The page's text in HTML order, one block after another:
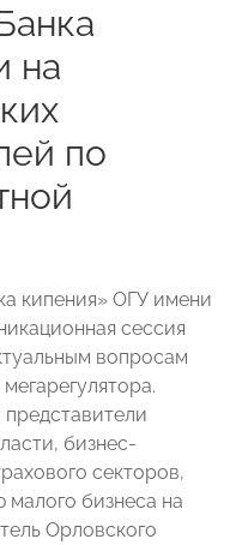
на
по
кипения» ОГУ имени
сессия
вопросам
бизнес-
секторов,
малого бизнеса на
Орловского